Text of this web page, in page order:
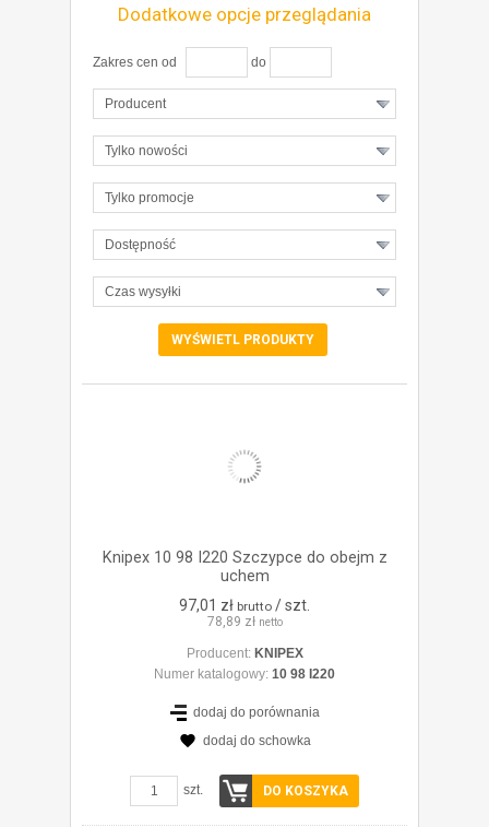
Dodatkowe opcje przeglądania
Zakres cen od do
Producent
Tylko nowości
Tylko promocje
Dostępność
Czas wysyłki
ZOBACZ SZCZEGÓŁY
Knipex 10 98 I220 Szczypce do obejm z
uchem
97,01 zł brutto / szt.
78,89 zł netto
Producent: KNIPEX
Numer katalogowy: 10 98 I220
dodaj do porównania
dodaj do schowka
szt. DO KOSZYKA